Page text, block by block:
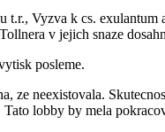
Vyzva k cs.
v jejich snaze
posleme.
ze neexistovala.
lobby by mela